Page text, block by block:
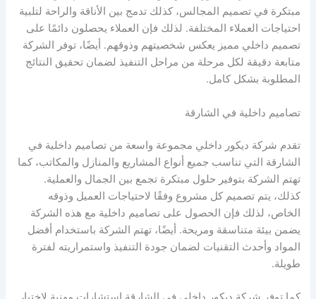
مبتكرة في تصميم المجالس، كذلك تدمج بين الأناقة والراحة لتلبية
احتياجات العملاء المختلفة. لذلك فإن العملاء يحصلون دائمًا على
تصميم داخلي مميز يعكس شخصيتهم وذوقهم. أيضًا، توفر الشركة
متابعة دقيقة لكل مرحلة من مراحل التنفيذ لضمان تحقيق النتائج
المطلوبة بشكل كامل.
تصاميم داخلية في الشارقة
تقدم شركة ديكور داخلي مجموعة واسعة من تصاميم داخلية في
الشارقة التي تناسب جميع أنواع المشاريع والمنازل والمكاتب، كما
تهتم الشركة بتوفير حلول مبتكرة تجمع بين الجمال والعملية.
كذلك، يتم تصميم كل مشروع وفقًا لاحتياجات العميل وذوقه
الخاص، لذلك فإن الحصول على تصاميم داخلية مع هذه الشركة
يضمن بيئة متناسقة ومريحة. أيضًا، تهتم الشركة باستخدام أفضل
المواد وأحدث التقنيات لضمان جودة التنفيذ واستمراريته لفترة
طويلة.